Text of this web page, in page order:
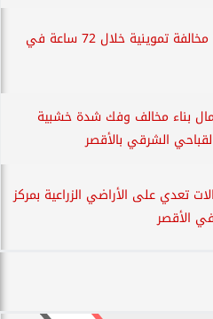
رصد 122 مخالفة تموينية خلال 72 ساعة في
بناء مخالف وفك شدة خشبية
الشرقي بالأقصر
5 حالات تعدي على الأراضي الزراعية بمركز
الأقصر